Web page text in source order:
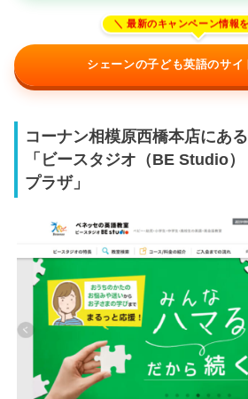
シェーンの子ども英語のサイ
コーナン相模原西橋本店にあ
「ビースタジオ（BE Studio
プラザ」